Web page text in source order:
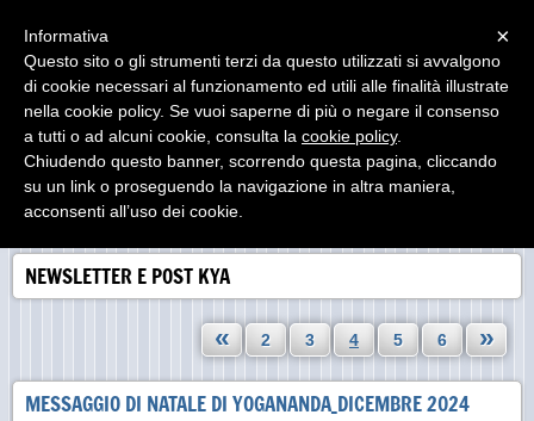
NEWSLETTER E POST KYA
« 2 3 4 5 6 »
MESSAGGIO DI NATALE DI YOGANANDA_DICEMBRE 2024
×
Informativa
Questo sito o gli strumenti terzi da questo utilizzati si avvalgono
di cookie necessari al funzionamento ed utili alle finalità illustrate
nella cookie policy. Se vuoi saperne di più o negare il consenso
a tutti o ad alcuni cookie, consulta la cookie policy.
Chiudendo questo banner, scorrendo questa pagina, cliccando
su un link o proseguendo la navigazione in altra maniera,
acconsenti all’uso dei cookie.